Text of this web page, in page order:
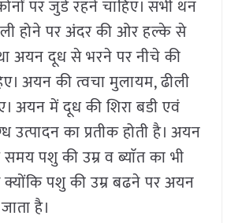
पर जुडे रहने चाहिए। सभी थन
होने पर अंदर की ओर हल्के से
अयन दूध से भरने पर नीचे की
अयन की त्वचा मुलायम, ढीली
अयन में दूध की शिरा बडी एवं
उत्पादन का प्रतीक होती है। अयन
पशु की उम्र व ब्याॅत का भी
क्योंकि पशु की उम्र बढने पर अयन
है।